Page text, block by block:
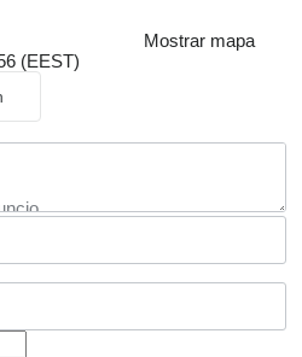
Mostrar mapa
(EEST)